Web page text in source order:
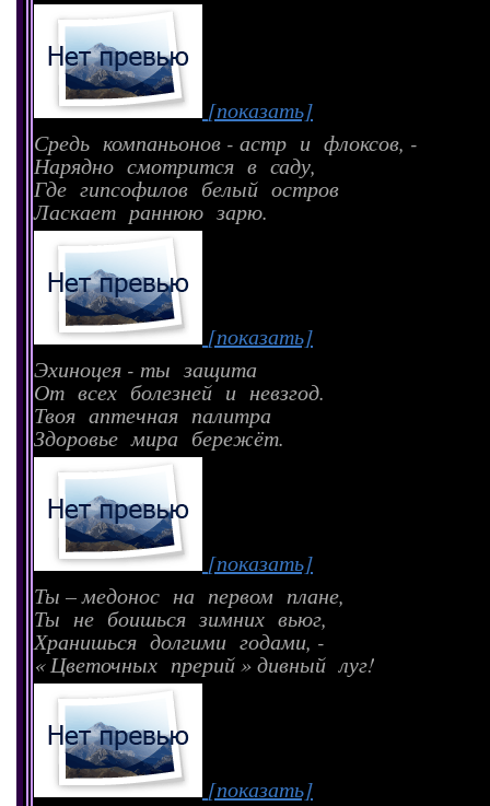
[показать]
Средь компаньонов - астр и флоксов, -
Нарядно смотрится в саду,
Где гипсофилов белый остров
Ласкает раннюю зарю.
[показать]
Эхиноцея - ты защита
От всех болезней и невзгод.
Твоя аптечная палитра
Здоровье мира бережёт.
[показать]
Ты – медонос на первом плане,
Ты не боишься зимних вьюг,
Хранишься долгими годами, -
« Цветочных прерий » дивный луг!
[показать]